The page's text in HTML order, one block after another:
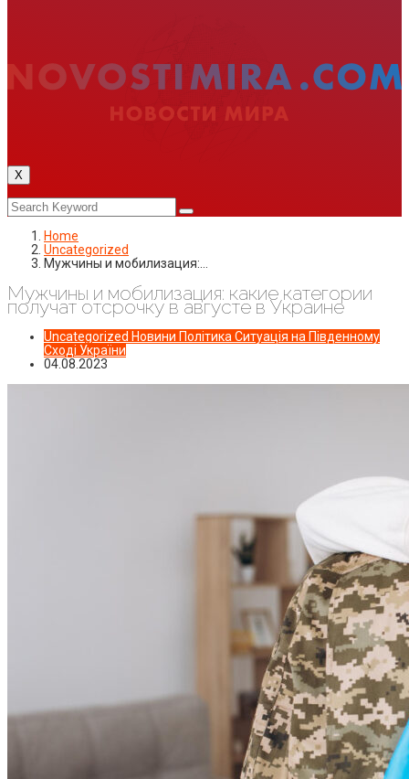
X
Home
Uncategorized
Мужчины и мобилизация:…
Мужчины и мобилизация: какие категории
получат отсрочку в августе в Украине
Uncategorized Новини Політика Ситуація на Південному
Сході України
04.08.2023